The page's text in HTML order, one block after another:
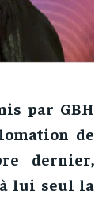
par GBH
de
dernier,
lui seul la